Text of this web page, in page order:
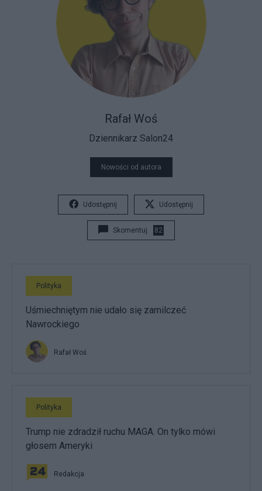
Dziennikarz Salon24
Rafał Woś
Nowości od autora
Udostępnij Udostępnij
Skomentuj 82
Polityka
Uśmiechniętym nie udało się zamilczeć
Nawrockiego
Rafał Woś
Polityka
Trump nie zdradził ruchu MAGA. On tylko mówi
głosem Ameryki
Redakcja